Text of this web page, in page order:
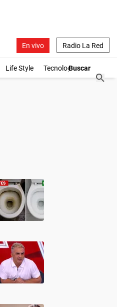
En vivo Radio La Red
Life Style Tecnología